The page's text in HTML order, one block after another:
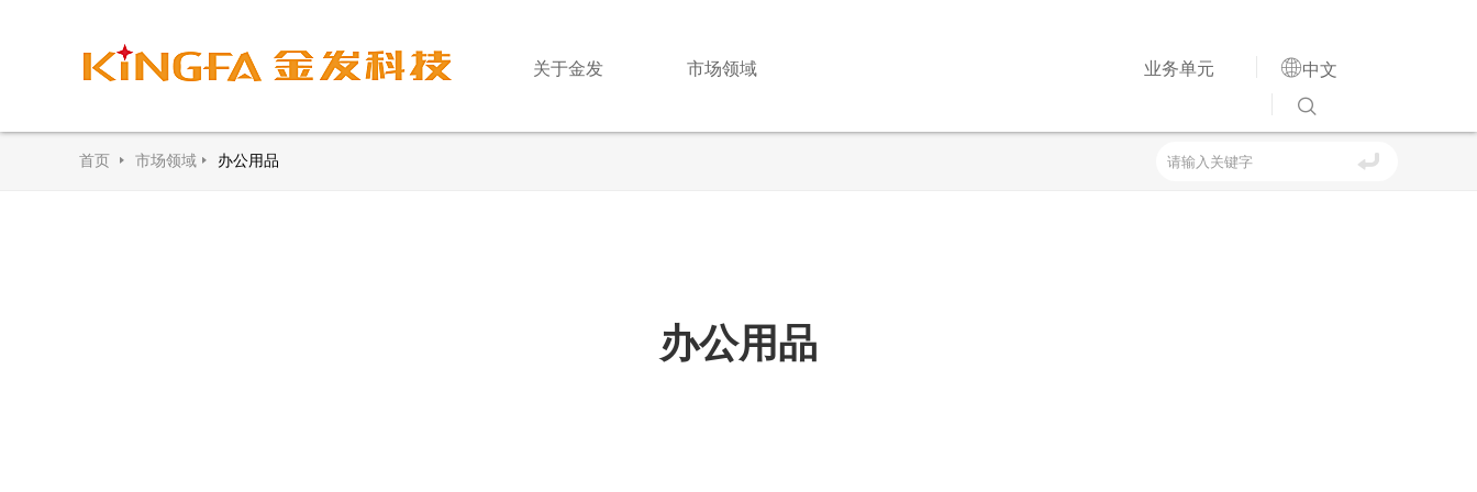
关于金发 市场领域 业务单元 中文

首页 市场领域 办公用品
办公用品